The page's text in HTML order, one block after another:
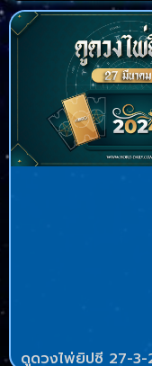
ดูดวงไพ่ยิปซี 27-